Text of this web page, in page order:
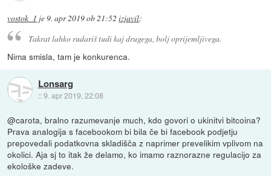
vostok_1 je9. apr 2019 ob 21:52 izjavil:
Takrat lahko rudariš tudi kaj drugega, bolj oprijemljivega.
Nima smisla, tam je konkurenca.
Lonsarg
::9. apr 2019, 22:08
@carota, bralno razumevanje much, kdo govori o ukinitvi bitcoina?
Prava analogija s facebookom bi bila če bi facebook podjetju
prepovedali podatkovna skladišča z naprimer prevelikim vplivom na
okolici. Aja sj to itak že delamo, ko imamo raznorazne regulacijo za
ekološke zadeve.